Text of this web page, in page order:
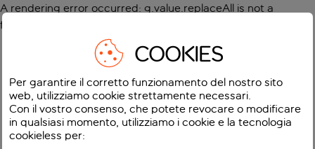
A rendering error occurred: g.value.replaceAll is not a
function
COOKIES
Per garantire il corretto funzionamento del nostro sito
web, utilizziamo cookie strettamente necessari.
Con il vostro consenso, che potete revocare o modificare
in qualsiasi momento, utilizziamo i cookie e la tecnologia
cookieless per: